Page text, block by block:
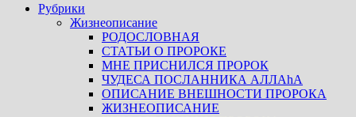
Рубрики
Жизнеописание
РОДОСЛОВНАЯ
СТАТЬИ О ПРОРОКЕ
МНЕ ПРИСНИЛСЯ ПРОРОК
ЧУДЕСА ПОСЛАННИКА АЛЛАhА
ОПИСАНИЕ ВНЕШНОСТИ ПРОРОКА
ЖИЗНЕОПИСАНИЕ